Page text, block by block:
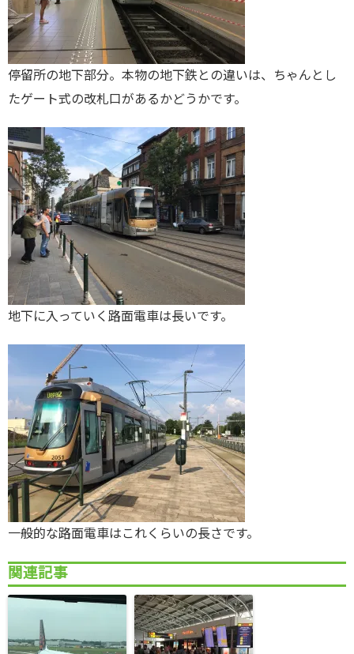
停留所の地下部分。本物の地下鉄との違いは、ちゃんとし
たゲート式の改札口があるかどうかです。
地下に入っていく路面電車は長いです。
一般的な路面電車はこれくらいの長さです。
関連記事